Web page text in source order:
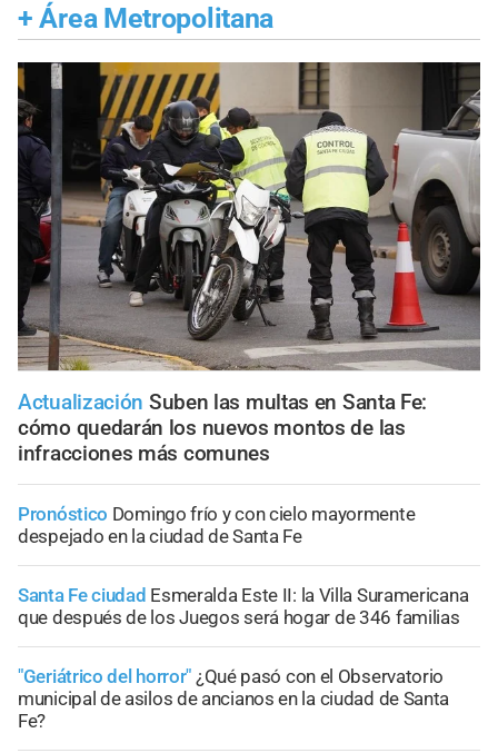
+ Área Metropolitana
Actualización Suben las multas en Santa Fe:
cómo quedarán los nuevos montos de las
infracciones más comunes
Pronóstico Domingo frío y con cielo mayormente
despejado en la ciudad de Santa Fe
Santa Fe ciudad Esmeralda Este II: la Villa Suramericana
que después de los Juegos será hogar de 346 familias
"Geriátrico del horror" ¿Qué pasó con el Observatorio
municipal de asilos de ancianos en la ciudad de Santa
Fe?